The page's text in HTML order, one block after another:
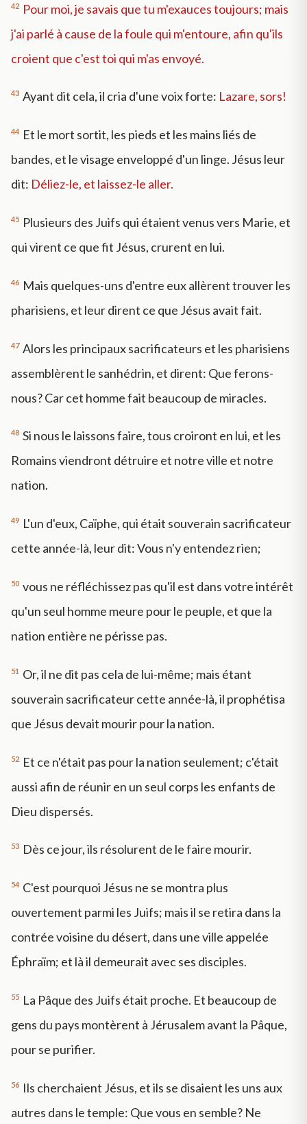
42 Pour moi, je savais que tu m'exauces toujours; mais
j'ai parlé à cause de la foule qui m'entoure, afin qu'ils
croient que c'est toi qui m'as envoyé.
43 Ayant dit cela, il cria d'une voix forte: Lazare, sors!
44 Et le mort sortit, les pieds et les mains liés de
bandes, et le visage enveloppé d'un linge. Jésus leur
dit: Déliez-le, et laissez-le aller.
45 Plusieurs des Juifs qui étaient venus vers Marie, et
qui virent ce que fit Jésus, crurent en lui.
46 Mais quelques-uns d'entre eux allèrent trouver les
pharisiens, et leur dirent ce que Jésus avait fait.
47 Alors les principaux sacrificateurs et les pharisiens
assemblèrent le sanhédrin, et dirent: Que ferons-
nous? Car cet homme fait beaucoup de miracles.
48 Si nous le laissons faire, tous croiront en lui, et les
Romains viendront détruire et notre ville et notre
nation.
49 L'un d'eux, Caïphe, qui était souverain sacrificateur
cette année-là, leur dit: Vous n'y entendez rien;
50 vous ne réfléchissez pas qu'il est dans votre intérêt
qu'un seul homme meure pour le peuple, et que la
nation entière ne périsse pas.
51 Or, il ne dit pas cela de lui-même; mais étant
souverain sacrificateur cette année-là, il prophétisa
que Jésus devait mourir pour la nation.
52 Et ce n'était pas pour la nation seulement; c'était
aussi afin de réunir en un seul corps les enfants de
Dieu dispersés.
53 Dès ce jour, ils résolurent de le faire mourir.
54 C'est pourquoi Jésus ne se montra plus
ouvertement parmi les Juifs; mais il se retira dans la
contrée voisine du désert, dans une ville appelée
Éphraïm; et là il demeurait avec ses disciples.
55 La Pâque des Juifs était proche. Et beaucoup de
gens du pays montèrent à Jérusalem avant la Pâque,
pour se purifier.
56 Ils cherchaient Jésus, et ils se disaient les uns aux
autres dans le temple: Que vous en semble? Ne